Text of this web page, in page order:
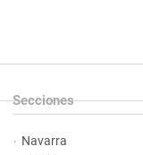
Secciones
Navarra